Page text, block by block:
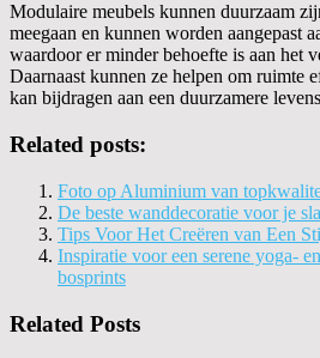
Modulaire meubels kunnen duurzaam
meegaan en kunnen worden aangepast
waardoor er minder behoefte is aan het
Daarnaast kunnen ze helpen om ruimte
kan bijdragen aan een duurzamere
Related posts:
Foto op Aluminium van
De beste wanddecoratie voor je
Tips Voor Het Creëren van Een
Inspiratie voor een serene yoga-
bosprints
Related Posts